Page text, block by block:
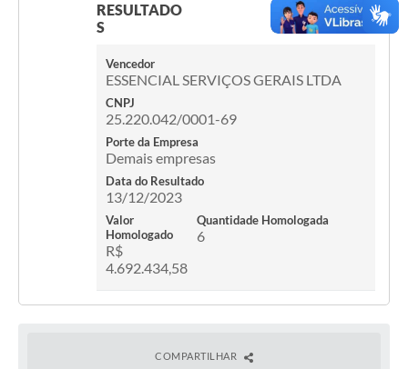
RESULTADO
S
Vencedor
ESSENCIAL SERVIÇOS GERAIS LTDA
CNPJ
25.220.042/0001-69
Porte da Empresa
Demais empresas
Data do Resultado
13/12/2023
Valor
Homologado
R$
4.692.434,58
Quantidade Homologada
6
COMPARTILHAR